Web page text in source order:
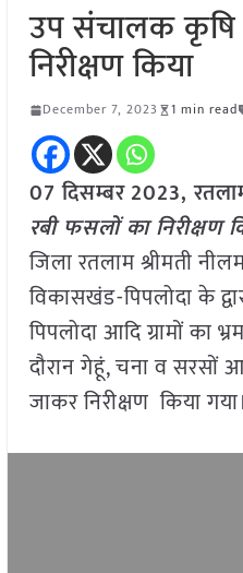
उप संचालक कृषि
निरीक्षण किया
December 7, 2023 1 min read
07 दिसम्बर2023,
रबी फसलों का निरीक्षण
जिला रतलाम श्रीमती
विकासखंड-पिपलोदा के
पिपलोदा आदि ग्रामों का
दौरान गेहूं, चना व सरसों
जाकर निरीक्षण किया गया।